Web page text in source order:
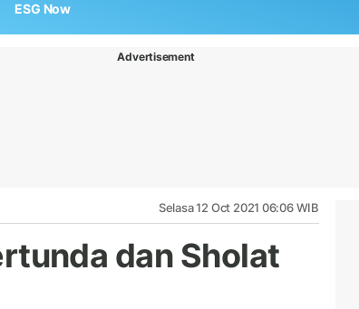
ESG Now
Advertisement
Selasa 12 Oct 2021 06:06 WIB
dan Sholat